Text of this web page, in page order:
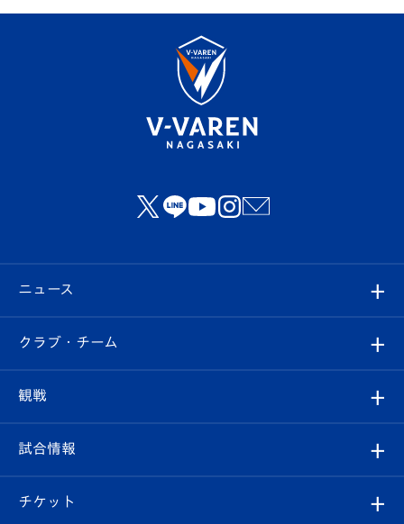
ニュース
すべて
クラブ
試合情報
クラブ・チーム
クラブ概要
観戦
観戦ルール
試合情報
試合日程/結果
チケット